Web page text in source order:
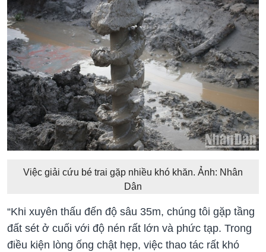
Việc giải cứu bé trai gặp nhiều khó khăn. Ảnh: Nhân
Dân
“Khi xuyên thấu đến độ sâu 35m, chúng tôi gặp tầng
đất sét ở cuối với độ nén rất lớn và phức tạp. Trong
điều kiện lòng ống chật hẹp, việc thao tác rất khó